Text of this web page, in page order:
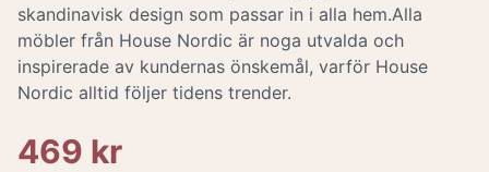
skandinavisk design som passar in i alla hem.Alla
möbler från House Nordic är noga utvalda och
inspirerade av kundernas önskemål, varför House
Nordic alltid följer tidens trender.
469 kr